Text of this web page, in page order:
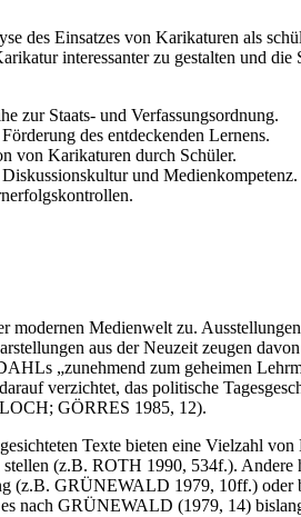
des Einsatzes von Karikaturen als
interessanter zu gestalten und
zur Staats- und Verfassungsordnung.
des entdeckenden Lernens.
von Karikaturen durch Schüler.
und Medienkompetenz.
modernen Medienwelt zu.
aus der Neuzeit zeugen
„zunehmend zum geheimen
verzichtet, das politische
GÖRRES 1985, 12).
Texte bieten eine Vielzahl
(z.B. ROTH 1990, 534f.).
GRÜNEWALD 1979, 10ff.) oder
nach GRÜNEWALD (1979, 14)